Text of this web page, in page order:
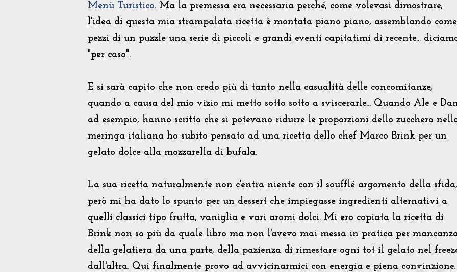
Menù Turistico. Ma la premessa era necessaria perché, come volevasi dimostrare,
l'idea di questa mia strampalata ricetta è montata piano piano, assemblando
pezzi di un puzzle una serie di piccoli e grandi eventi capitatimi di recente...
"per caso".
E si sarà capito che non credo più di tanto nella casualità delle concomitanze,
quando a causa del mio vizio mi metto sotto sotto a sviscerarle... Quando Ale e
ad esempio, hanno scritto che si potevano ridurre le proporzioni dello zucchero
meringa italiana ho subito pensato ad una ricetta dello chef Marco Brink per un
gelato dolce alla mozzarella di bufala.
La sua ricetta naturalmente non c'entra niente con il soufflé argomento della sfida,
però mi ha dato lo spunto per un dessert che impiegasse ingredienti alternativi a
quelli classici tipo frutta, vaniglia e vari aromi dolci. Mi ero copiata la ricetta di
Brink non so più da quale libro ma non l'avevo mai messa in pratica per
della gelatiera da una parte, della pazienza di rimestare ogni tot il gelato nel
dall'altra. Qui finalmente provo ad avvicinarmici con energia e piena convinzione.